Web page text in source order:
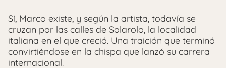
Sí, Marco existe, y según la artista, todavía se
cruzan por las calles de Solarolo, la localidad
italiana en el que creció. Una traición que terminó
convirtiéndose en la chispa que lanzó su carrera
internacional.